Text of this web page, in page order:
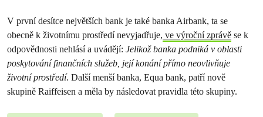
V první desítce největších bank je také banka Airbank, ta se
obecně k životnímu prostředí nevyjadřuje, ve výroční zprávě se k
odpovědnosti nehlásí a uvádějí: Jelikož banka podniká v oblasti
poskytování finančních služeb, její konání přímo neovlivňuje
životní prostředí. Další menší banka, Equa bank, patří nově
skupině Raiffeisen a měla by následovat pravidla této skupiny.